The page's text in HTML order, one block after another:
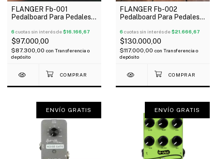
FLANGER Fb-001
Pedalboard Para Pedales
Funda
6 cuotas sin interés de$16.166,67
$97.000,00
$87.300,00 con Transferencia o
depósito
FLANGER Fb-002
Pedalboard Para Pedales
6 cuotas sin interés de$21.666,67
$130.000,00
$117.000,00 con Transferencia o
depósito
ENVÍO GRATIS ENVÍO GRATIS